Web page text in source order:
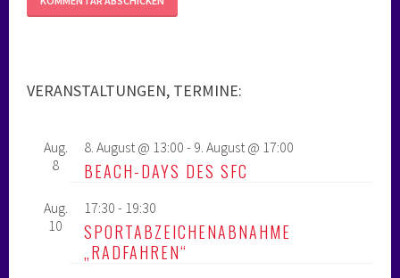
VERANSTALTUNGEN, TERMINE:
Aug.
8
8. August @ 13:00 - 9. August @ 17:00
BEACH-DAYS DES SFC
Aug.
10
17:30 - 19:30
SPORTABZEICHENABNAHME
„RADFAHREN“